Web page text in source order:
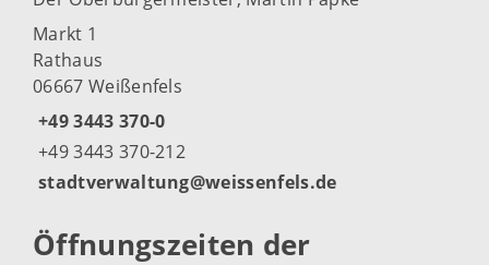
Markt 1
Rathaus
06667 Weißenfels
+49 3443 370-0
+49 3443 370-212
stadtverwaltung@weissenfels.de
Öffnungszeiten der